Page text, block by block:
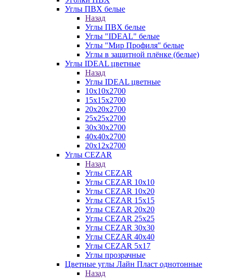
Углы ПВХ белые
Назад
Углы ПВХ белые
Углы "IDEAL" белые
Углы "Мир Профиля" белые
Углы в защитной плёнке (белые)
Углы IDEAL цветные
Назад
Углы IDEAL цветные
10х10х2700
15х15х2700
20х20х2700
25х25х2700
30х30х2700
40х40х2700
20х12х2700
Углы CEZAR
Назад
Углы CEZAR
Углы CEZAR 10х10
Углы CEZAR 10х20
Углы CEZAR 15х15
Углы CEZAR 20х20
Углы CEZAR 25х25
Углы CEZAR 30х30
Углы CEZAR 40х40
Углы CEZAR 5х17
Углы прозрачные
Цветные углы Лайн Пласт однотонные
Назад